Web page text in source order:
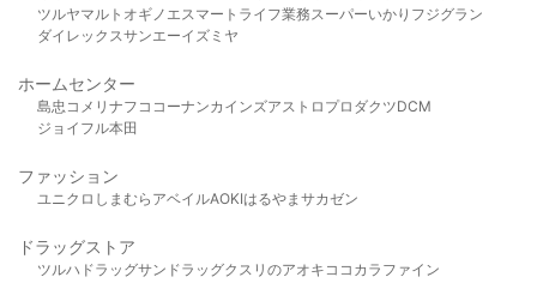
ツルヤマルト オギノ エスマート ライフ業務スーパーいかり フジグラン
ダイレックスサンエーイズミヤ
ホームセンター
島忠 コメリ ナフコ コーナンカインズアストロプロダクツDCM
ジョイフル本田
ファッション
ユニクロ しまむら アベイルAOKIはるやま サカゼン
ドラッグストア
ツルハドラッグサンドラッグクスリのアオキ ココカラファイン